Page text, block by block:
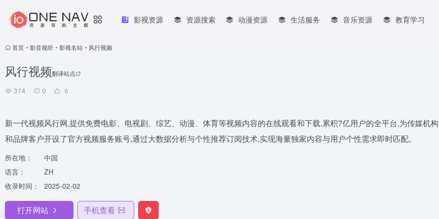
影视资源 资源搜索 动漫资源 生活服务 音乐资源 教育学习
首页 • 影音视听 • 影视名站 • 风行视频
风行视频翻译站点
314 0 0
新一代视频风行网,提供免费电影、电视剧、综艺、动漫、体育等视频内容的在线观看和下载.累积7亿用户的全平台,为传媒机构
和品牌客户开设了官方视频服务账号,通过大数据分析与个性推荐订阅技术,实现海量独家内容与用户个性需求即时匹配。
所在地：
中国
语言：
ZH
收录时间：
2025-02-02
打开网站 手机查看